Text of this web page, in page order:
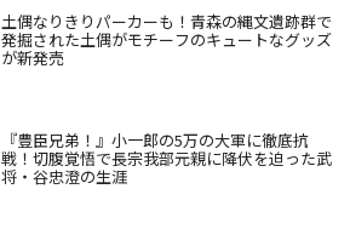
土偶なりきりパーカーも！青森の縄文遺跡群で
発掘された土偶がモチーフのキュートなグッズ
が新発売
『豊臣兄弟！』小一郎の5万の大軍に徹底抗
戦！切腹覚悟で長宗我部元親に降伏を迫った武
将・谷忠澄の生涯